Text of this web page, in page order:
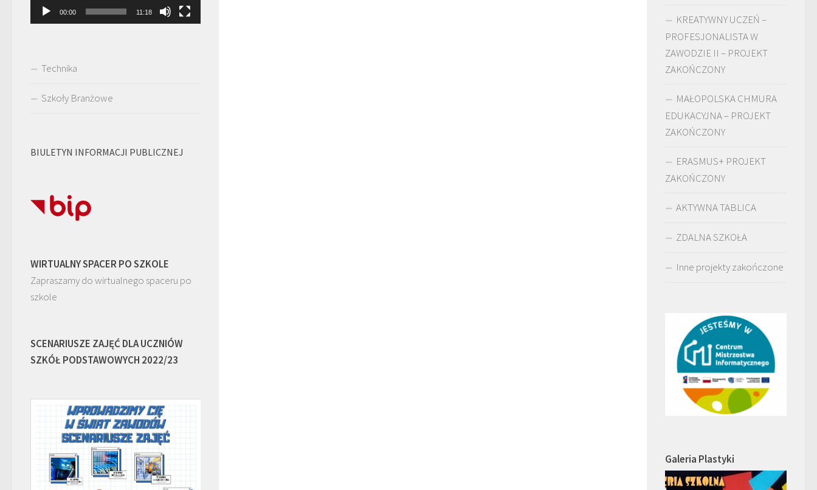
00:00 11:18
Technika
Szkoły Branżowe
BIULETYN INFORMACJI PUBLICZNEJ
WIRTUALNY SPACER PO SZKOLE
Zapraszamy do wirtualnego spaceru po
szkole
SCENARIUSZE ZAJĘĆ DLA UCZNIÓW
SZKÓŁ PODSTAWOWYCH 2022/23
KREATYWNY UCZEŃ –
PROFESJONALISTA W
ZAWODZIE II – PROJEKT
ZAKOŃCZONY
MAŁOPOLSKA CHMURA
EDUKACYJNA – PROJEKT
ZAKOŃCZONY
ERASMUS+ PROJEKT
ZAKOŃCZONY
AKTYWNA TABLICA
ZDALNA SZKOŁA
Inne projekty zakończone
Galeria Plastyki